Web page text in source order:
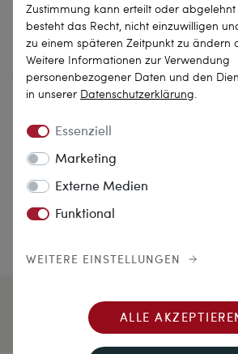
Zustimmung kann erteilt oder abgelehnt
besteht das Recht, nicht einzuwilligen
zu einem späteren Zeitpunkt zu ändern
Weitere Informationen zur Verwendung
personenbezogener Daten und den
in unserer Daten­schutz­erklärung.
Essenziell
Marketing
Externe Medien
Funktional
WEITERE EINSTELLUNGEN
ALLE